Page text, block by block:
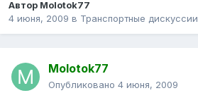
Автор Molotok77
4 июня, 2009 в Транспортные дискуссии
Molotok77
Опубликовано 4 июня, 2009